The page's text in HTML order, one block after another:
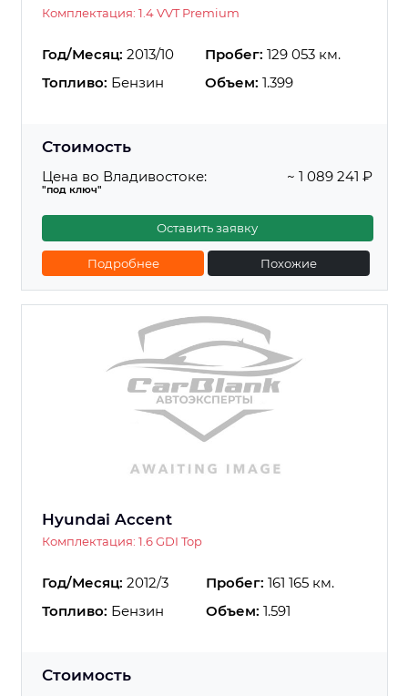
Комплектация: 1.4 VVT Premium
Год/Месяц: 2013/10 Пробег: 129 053 км.
Топливо: Бензин Объем: 1.399
Стоимость
Цена во Владивостоке:
"под ключ"
~ 1 089 241 ₽
Оставить заявку
Подробнее Похожие
Hyundai Accent
Комплектация: 1.6 GDI Top
Год/Месяц: 2012/3 Пробег: 161 165 км.
Топливо: Бензин Объем: 1.591
Стоимость